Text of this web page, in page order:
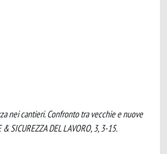
nei cantieri. Confronto tra vecchie e nuove
SICUREZZA DEL LAVORO, 3, 3-15.